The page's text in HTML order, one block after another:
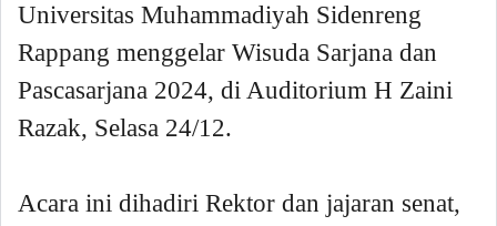
Universitas Muhammadiyah Sidenreng
Rappang menggelar Wisuda Sarjana dan
Pascasarjana 2024, di Auditorium H Zaini
Razak, Selasa 24/12.
Acara ini dihadiri Rektor dan jajaran senat,